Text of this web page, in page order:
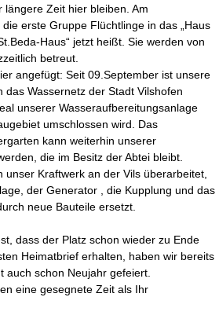
Zeit hier bleiben. Am
erste Gruppe Flüchtlinge in das „Haus
Haus“ jetzt heißt. Sie werden von
betreut.
angefügt: Seit 09.September ist unsere
das Wassernetz der Stadt Vilshofen
unserer Wasseraufbereitungsanlage
umschlossen wird. Das
kann weiterhin unserer
die im Besitz der Abtei bleibt.
unser Kraftwerk an der Vils überarbeitet,
der Generator , die Kupplung und das
neue Bauteile ersetzt.
dass der Platz schon wieder zu Ende
Heimatbrief erhalten, haben wir bereits
auch schon Neujahr gefeiert.
eine gesegnete Zeit als Ihr